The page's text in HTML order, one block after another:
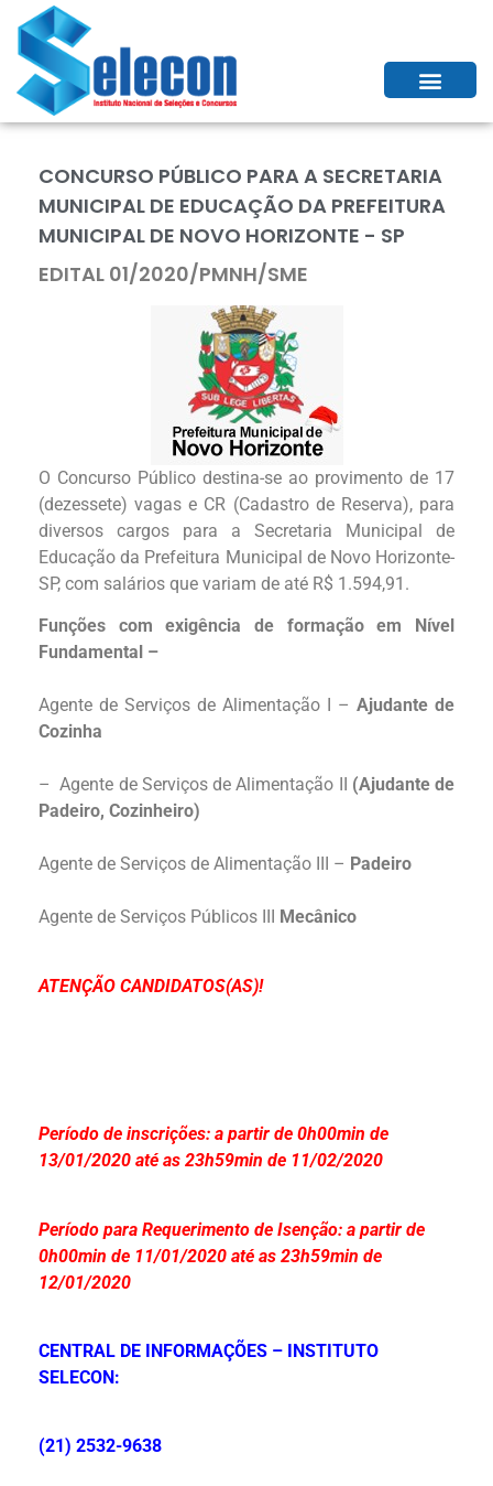
CONCURSO PÚBLICO PARA A SECRETARIA
MUNICIPAL DE EDUCAÇÃO DA PREFEITURA
MUNICIPAL DE NOVO HORIZONTE - SP
EDITAL 01/2020/PMNH/SME
O Concurso Público destina-se ao provimento de 17
(dezessete) vagas e CR (Cadastro de Reserva), para
diversos cargos para a Secretaria Municipal de
Educação da Prefeitura Municipal de Novo Horizonte-
SP, com salários que variam de até R$ 1.594,91.
Funções com exigência de formação em Nível
Fundamental –
Agente de Serviços de Alimentação I – Ajudante de
Cozinha
– Agente de Serviços de Alimentação II (Ajudante de
Padeiro, Cozinheiro)
Agente de Serviços de Alimentação III – Padeiro
Agente de Serviços Públicos III Mecânico
ATENÇÃO CANDIDATOS(AS)!
Período de inscrições: a partir de 0h00min de
13/01/2020 até as 23h59min de 11/02/2020
Período para Requerimento de Isenção: a partir de
0h00min de 11/01/2020 até as 23h59min de
12/01/2020
CENTRAL DE INFORMAÇÕES – INSTITUTO
SELECON:
(21) 2532-9638